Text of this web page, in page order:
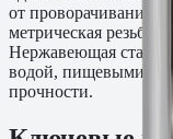
от проворачивания
метрическая резьба
Нержавеющая сталь
водой, пищевыми
прочности.